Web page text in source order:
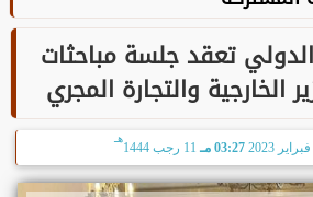
الدولي تعقد جلسة مباحثات
والتجارة المجري
03:27 مـ 11 رجب 1444
هـ